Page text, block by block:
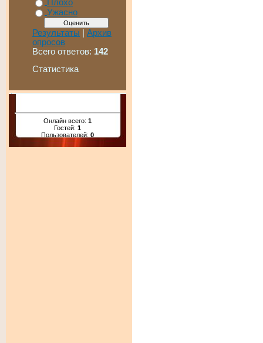
Плохо
Ужасно
Результаты | Архив
опросов
Всего ответов: 142
Статистика
Онлайн всего: 1
Гостей: 1
Пользователей: 0